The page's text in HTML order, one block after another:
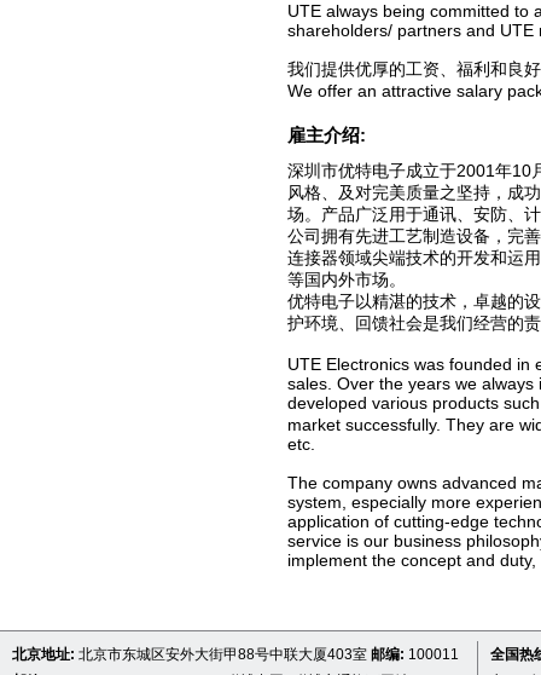
UTE always being committed to
shareholders/ partners and
我们提供优厚的工资、福利和良
We offer an attractive salary
雇主介绍:
深圳市优特电子成立于2001年10
风格、及对完美质量之坚持，成
场。产品广泛用于通讯、安防、
公司拥有先进工艺制造设备，完
连接器领域尖端技术的开发和运
等国内外市场。
优特电子以精湛的技术，卓越的
护环境、回馈社会是我们经营的
UTE Electronics was founded
sales. Over the years we
developed various products
market successfully. They are
etc.
The company owns advanced
system, especially more
application of cutting-edge
service is our business
implement the concept and
北京地址: 北京市东城区安外大街甲88号中联大厦403室 邮编: 100011
全国热